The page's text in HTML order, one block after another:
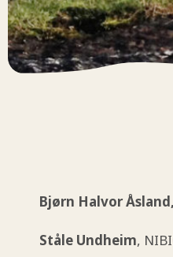
Bjørn Halvor Åsland,
Ståle Undheim,